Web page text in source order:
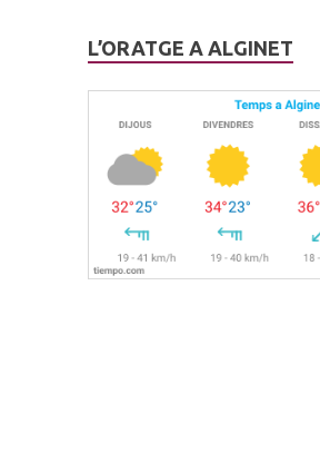
L’ORATGE A ALGINET